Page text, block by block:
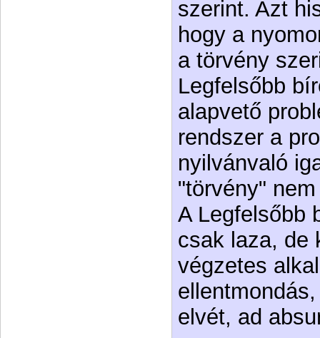
szerint. Azt
hogy a
a törvény
Legfelsőbb
alapvető
rendszer a
nyilvánvaló
"törvény"
A Legfelsőbb
csak laza, de
végzetes
elvét, ad